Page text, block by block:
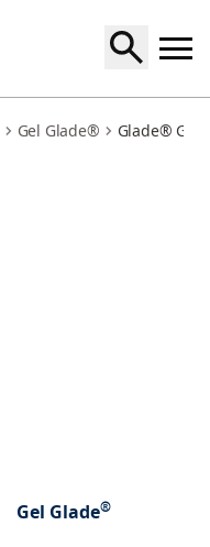
Gel Glade® Glade® Gel
Gel Glade®